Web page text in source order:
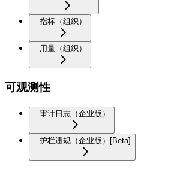
指标（组织）
用量（组织）
可观测性
审计日志（企业版）
护栏违规（企业版）[Beta]